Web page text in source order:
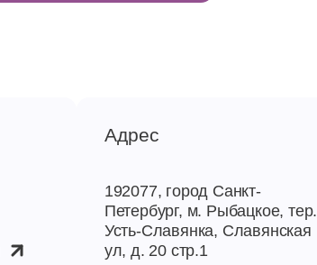
Адрес
192077, город Санкт-
Петербург, м. Рыбацкое, тер.
Усть-Славянка, Славянская
ул, д. 20 стр.1